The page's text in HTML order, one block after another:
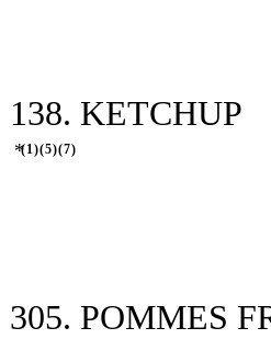
138. KETCHUP
1 5 7
305. POMMES